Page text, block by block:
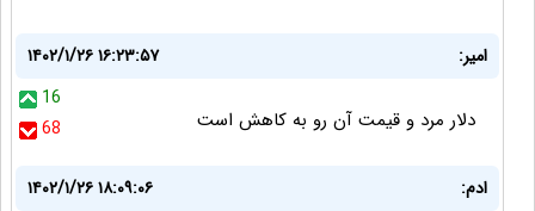
امیر:
۱۴۰۲/۱/۲۶ ۱۶:۲۳:۵۷
16
68
دلار مرد و قیمت آن رو به کاهش است
ادم:
۱۴۰۲/۱/۲۶ ۱۸:۰۹:۰۶